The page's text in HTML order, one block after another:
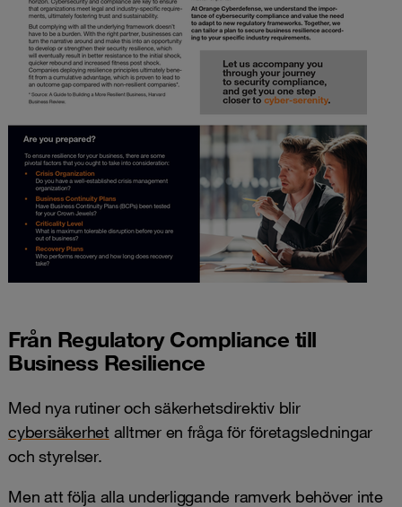
Från Regulatory Compliance till
Business Resilience
Med nya rutiner och säkerhetsdirektiv blir
cybersäkerhet alltmer en fråga för företagsledningar
och styrelser.
Men att följa alla underliggande ramverk behöver inte